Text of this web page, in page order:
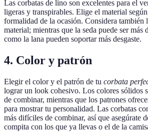
Las corbatas de lino son excelentes para el
ligeras y transpirables. Elige el material
formalidad de la ocasión. Considera también
material; mientras que la seda puede ser más
como la lana pueden soportar más desgaste.
4. Color y patrón
Elegir el color y el patrón de tu corbata
lograr un look cohesivo. Los colores sólidos
de combinar, mientras que los patrones
para mostrar tu personalidad. Las corbatas
más difíciles de combinar, así que asegúrate
compita con los que ya llevas o el de la